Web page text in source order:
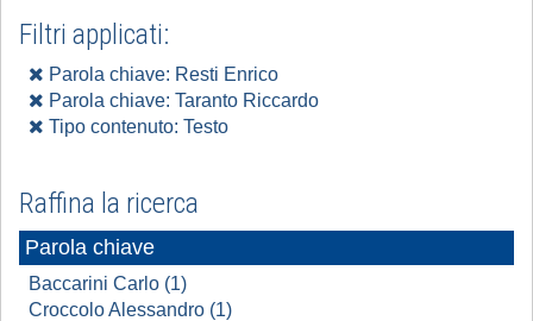
Filtri applicati:
Parola chiave: Resti Enrico
Parola chiave: Taranto Riccardo
Tipo contenuto: Testo
Raffina la ricerca
Parola chiave
Baccarini Carlo (1)
Croccolo Alessandro (1)